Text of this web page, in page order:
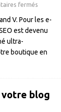
fermés
V. Pour les e-
est devenu
ultra-
boutique en
blog